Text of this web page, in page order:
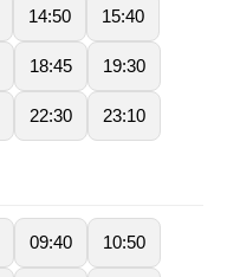
14:50 15:40
18:45 19:30
22:30 23:10
09:40 10:50